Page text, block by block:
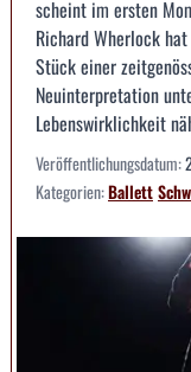
scheint im ersten
Richard Wherlock
Stück einer
Neuinterpretation
Lebenswirklichkeit
Veröffentlichungsdatum:
Kategorien:Ballett